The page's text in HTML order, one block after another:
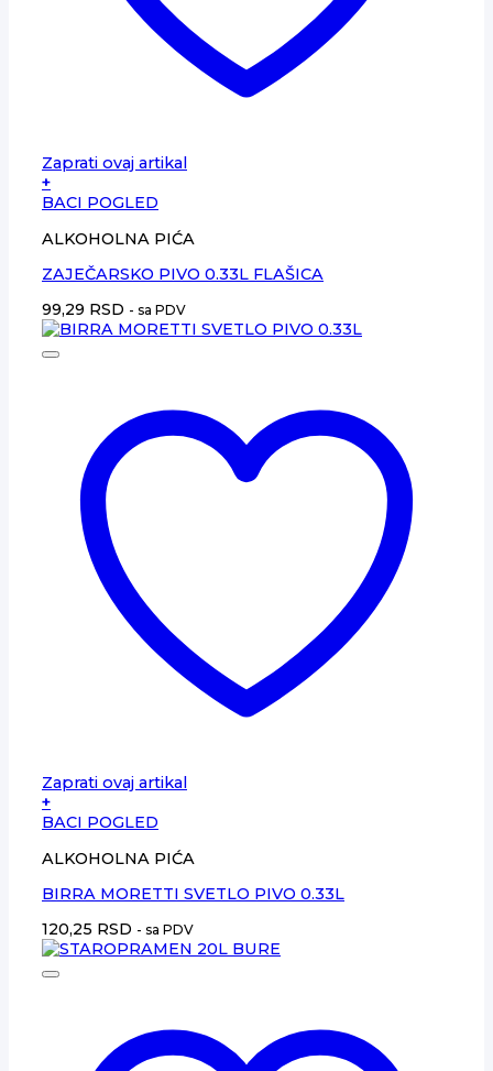
Zaprati ovaj artikal
+
BACI POGLED
ALKOHOLNA PIĆA
ZAJEČARSKO PIVO 0.33L FLAŠICA
99,29 RSD - sa PDV
Zaprati ovaj artikal
+
BACI POGLED
ALKOHOLNA PIĆA
BIRRA MORETTI SVETLO PIVO 0.33L
120,25 RSD - sa PDV